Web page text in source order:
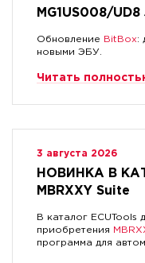
MG1US008/UD8
Обновление BitBox:
новыми ЭБУ.
Читать
3 августа 2026
НОВИНКА В
MBRXXY Suite
В каталог ECUTools
приобретения
программа для